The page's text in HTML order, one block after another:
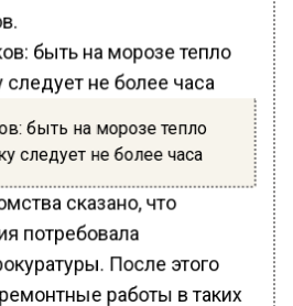
быть на морозе тепло
следует не более часа
сказано, что
потребовала
После этого
работы в таких